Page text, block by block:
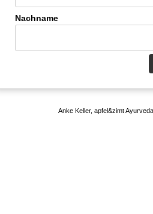
Nachname
Anke Keller, apfel&zimt